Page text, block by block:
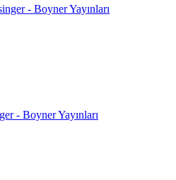
- Boyner Yayınları